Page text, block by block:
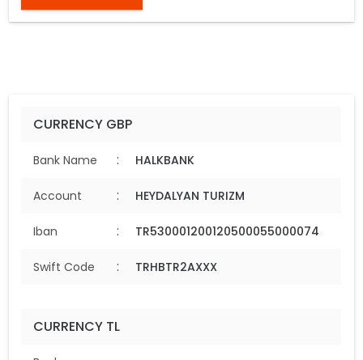
CURRENCY GBP
Bank Name : HALKBANK
Account : HEYDALYAN TURIZM
Iban : TR530001200120500055000074
Swift Code : TRHBTR2AXXX
CURRENCY TL